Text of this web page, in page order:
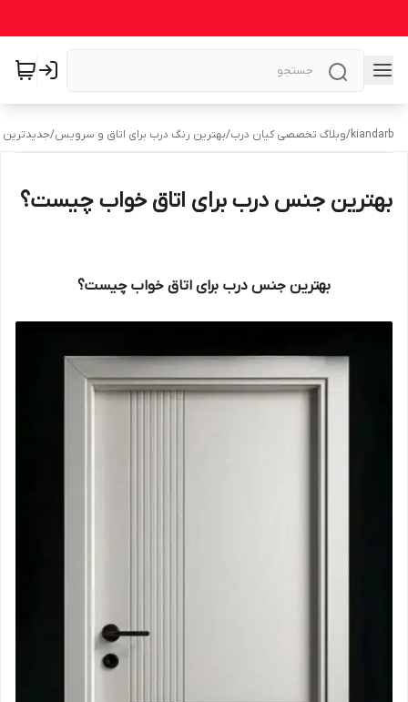
kiandarb
/وبلاگ تخصصی کیان درب/بهترین رنگ درب برای اتاق و سرویس/جدیدترین
بهترین جنس درب برای اتاق خواب چیست؟
بهترین جنس درب برای اتاق خواب چیست؟